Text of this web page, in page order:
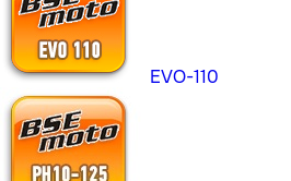
EVO-110